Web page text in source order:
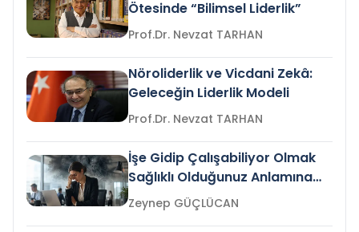
Ötesinde “Bilimsel Liderlik”
Prof.Dr. Nevzat TARHAN
Nöroliderlik ve Vicdani Zekâ:
Geleceğin Liderlik Modeli
Prof.Dr. Nevzat TARHAN
İşe Gidip Çalışabiliyor Olmak
Sağlıklı Olduğunuz Anlamına
Gelir mi?Zeynep GÜÇLÜCAN